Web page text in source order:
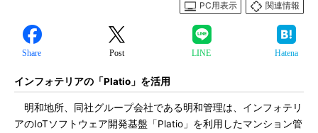
PC用表示
関連情報
Share Post LINE Hatena
インフォテリアの「Platio」を活用
明和地所、同社グループ会社である明和管理は、インフォテリ
アのIoTソフトウェア開発基盤「Platio」を利用したマンション管